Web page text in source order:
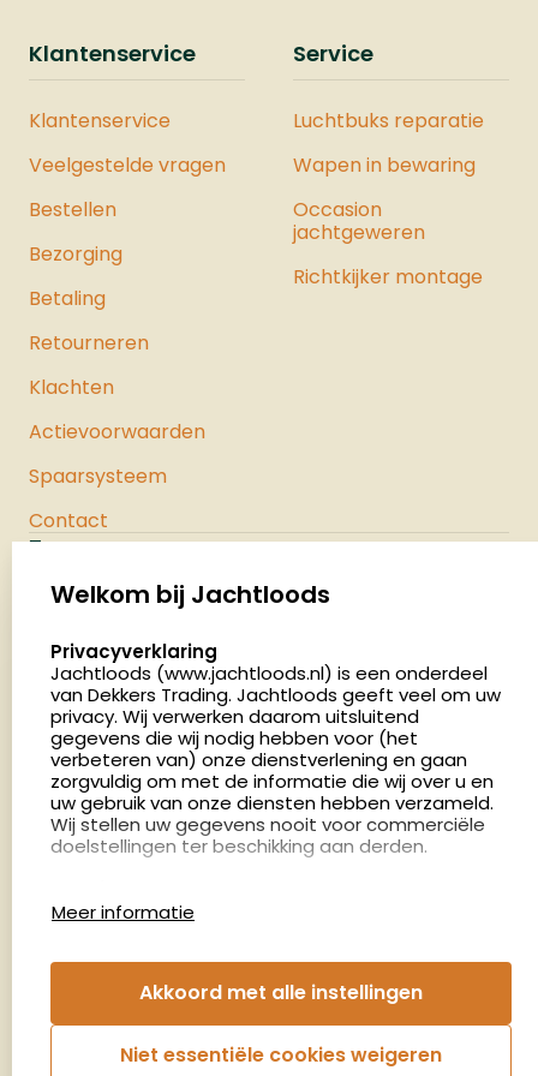
onderdeel van een complete Vesta
geselecteerde producten waarmee u
de maximale kracht uit het pistool
haalt. Bekijk hier ons hele assortiment
luchtpistolen.
Klantenservice
Klantenservice
Veelgestelde vragen
Bestellen
Bezorging
Betaling
Retourneren
Klachten
Actievoorwaarden
Spaarsysteem
Contact
Service
Luchtbuks reparatie
Wapen in bewaring
Occasion
jachtgeweren
Richtkijker montage
Palenrij 1
Nederland
4.8
2883 beoordelingen
Openingstijden
Dinsdag en donderdag: 13:00 - 17:00 én 18:00 - 21:00
uur
Afspraak maken
Nieuwsbrief
€5,- kortingsbon voor uw volgende bestelling.
Blijf op de hoogte van het laatste nieuws
Welkom bij Jachtloods
select language
Privacyverklaring
Jachtloods (www.jachtloods.nl) is een onderdeel
van Dekkers Trading. Jachtloods geeft veel om uw
privacy. Wij verwerken daarom uitsluitend
gegevens die wij nodig hebben voor (het
verbeteren van) onze dienstverlening en gaan
zorgvuldig om met de informatie die wij over u en
uw gebruik van onze diensten hebben verzameld.
Wij stellen uw gegevens nooit voor commerciële
doelstellingen ter beschikking aan derden.
gebruiken en hoe effectief de Adwords-
advertenties van Dekkers trading bij Google
zoekresultaatpagina’s zijn. De aldus verkregen
informatie wordt, met inbegrip van het adres van
Meer informatie
Akkoord met alle instellingen
Niet essentiële cookies weigeren